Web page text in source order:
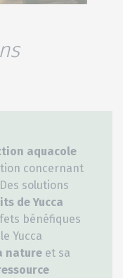
aquacole
concernant
solutions
de Yucca
bénéfiques
Yucca
nature et sa